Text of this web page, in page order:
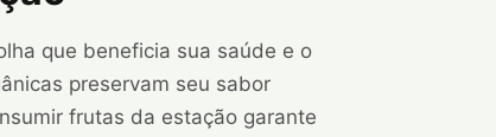
que beneficia sua saúde e o
preservam seu sabor
frutas da estação garante